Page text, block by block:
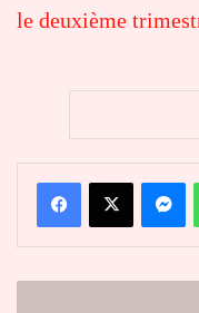
le deuxième
FacebookX